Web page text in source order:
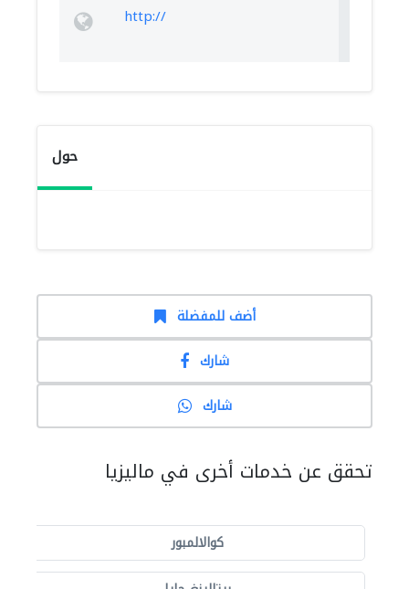
http://
حول
أضف للمفضلة
شارك
شارك
تحقق عن خدمات أخرى في ماليزيا
كوالالمبور